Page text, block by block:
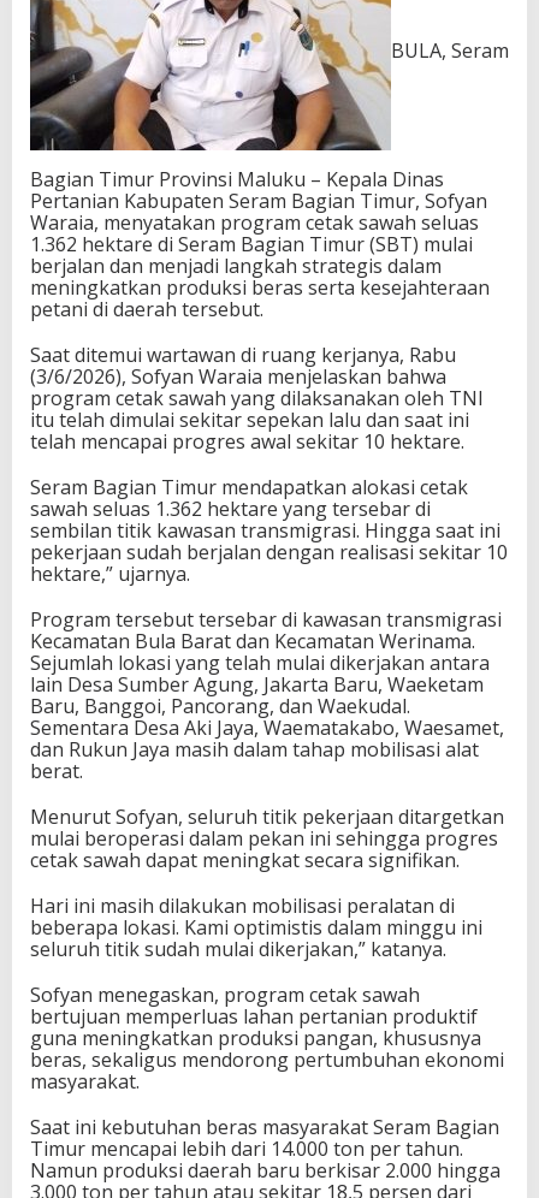
BULA, Seram
Bagian Timur Provinsi Maluku – Kepala Dinas
Pertanian Kabupaten Seram Bagian Timur, Sofyan
Waraia, menyatakan program cetak sawah seluas
1.362 hektare di Seram Bagian Timur (SBT) mulai
berjalan dan menjadi langkah strategis dalam
meningkatkan produksi beras serta kesejahteraan
petani di daerah tersebut.
Saat ditemui wartawan di ruang kerjanya, Rabu
(3/6/2026), Sofyan Waraia menjelaskan bahwa
program cetak sawah yang dilaksanakan oleh TNI
itu telah dimulai sekitar sepekan lalu dan saat ini
telah mencapai progres awal sekitar 10 hektare.
Seram Bagian Timur mendapatkan alokasi cetak
sawah seluas 1.362 hektare yang tersebar di
sembilan titik kawasan transmigrasi. Hingga saat ini
pekerjaan sudah berjalan dengan realisasi sekitar 10
hektare,” ujarnya.
Program tersebut tersebar di kawasan transmigrasi
Kecamatan Bula Barat dan Kecamatan Werinama.
Sejumlah lokasi yang telah mulai dikerjakan antara
lain Desa Sumber Agung, Jakarta Baru, Waeketam
Baru, Banggoi, Pancorang, dan Waekudal.
Sementara Desa Aki Jaya, Waematakabo, Waesamet,
dan Rukun Jaya masih dalam tahap mobilisasi alat
berat.
Menurut Sofyan, seluruh titik pekerjaan ditargetkan
mulai beroperasi dalam pekan ini sehingga progres
cetak sawah dapat meningkat secara signifikan.
Hari ini masih dilakukan mobilisasi peralatan di
beberapa lokasi. Kami optimistis dalam minggu ini
seluruh titik sudah mulai dikerjakan,” katanya.
Sofyan menegaskan, program cetak sawah
bertujuan memperluas lahan pertanian produktif
guna meningkatkan produksi pangan, khususnya
beras, sekaligus mendorong pertumbuhan ekonomi
masyarakat.
Saat ini kebutuhan beras masyarakat Seram Bagian
Timur mencapai lebih dari 14.000 ton per tahun.
Namun produksi daerah baru berkisar 2.000 hingga
3.000 ton per tahun atau sekitar 18,5 persen dari